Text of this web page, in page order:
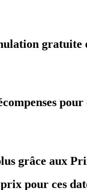
gratuite
grâce aux
pour ces